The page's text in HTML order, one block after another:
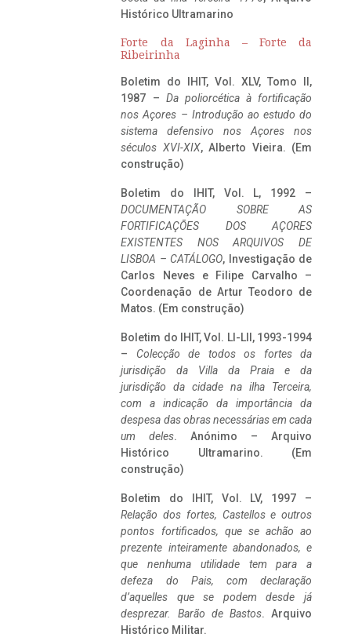
Histórico Ultramarino
Forte da Laginha – Forte da
Ribeirinha
Boletim do IHIT, Vol. XLV, Tomo II,
1987 – Da poliorcética à fortificação
nos Açores – Introdução ao estudo do
sistema defensivo nos Açores nos
séculos XVI-XIX, Alberto Vieira. (Em
construção)
Boletim do IHIT, Vol. L, 1992 –
DOCUMENTAÇÃO SOBRE AS
FORTIFICAÇÕES DOS AÇORES
EXISTENTES NOS ARQUIVOS DE
LISBOA – CATÁLOGO, Investigação de
Carlos Neves e Filipe Carvalho –
Coordenação de Artur Teodoro de
Matos. (Em construção)
Boletim do IHIT, Vol. LI-LII, 1993-1994
– Colecção de todos os fortes da
jurisdição da Villa da Praia e da
jurisdição da cidade na ilha Terceira,
com a indicação da importância da
despesa das obras necessárias em cada
um deles. Anónimo – Arquivo
Histórico Ultramarino. (Em
construção)
Boletim do IHIT, Vol. LV, 1997 –
Relação dos fortes, Castellos e outros
pontos fortificados, que se achão ao
prezente inteiramente abandonados, e
que nenhuma utilidade tem para a
defeza do Pais, com declaração
d’aquelles que se podem desde já
desprezar. Barão de Bastos. Arquivo
Histórico Militar.